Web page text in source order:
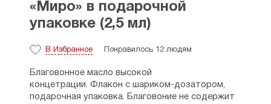
«Миро» в подарочной
упаковке (2,5 мл)
В Избранное Понравилось 12 людям
Благовонное масло высокой
концетрации. Флакон с шариком-дозатором,
подарочная упаковка. Благовоние не содержит